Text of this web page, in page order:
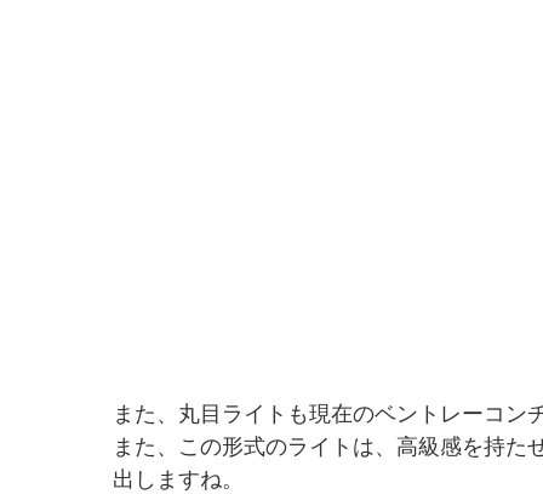
また、丸目ライトも現在のベントレーコ
また、この形式のライトは、高級感を持
出しますね。